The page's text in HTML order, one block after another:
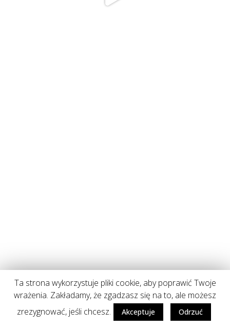
Ta strona wykorzystuje pliki cookie, aby poprawić Twoje
wrażenia. Zakładamy, że zgadzasz się na to, ale możesz
zrezygnować, jeśli chcesz.
Akceptuje Odrzuć